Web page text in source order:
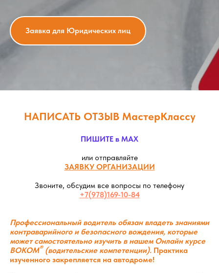
Заявка для Юридических лиц
НАПИСАТЬ ОТЗЫВ МастерКлассу
ПИШИТЕ в MAX
или отправляйте
ЗАЯВКУ ОРГАНИЗАЦИИ
Звоните, обсудим все вопросы по телефону
+7(978)169-10-84
Профессиональный водитель обязан владеть знаниями
контраварийного и безопасного вождения, которые
может самостоятельно изучить в нашем Онлайн курсе
ВОКОМ®(водительские компетенции). Практика
изученного закрепляется на автодроме!